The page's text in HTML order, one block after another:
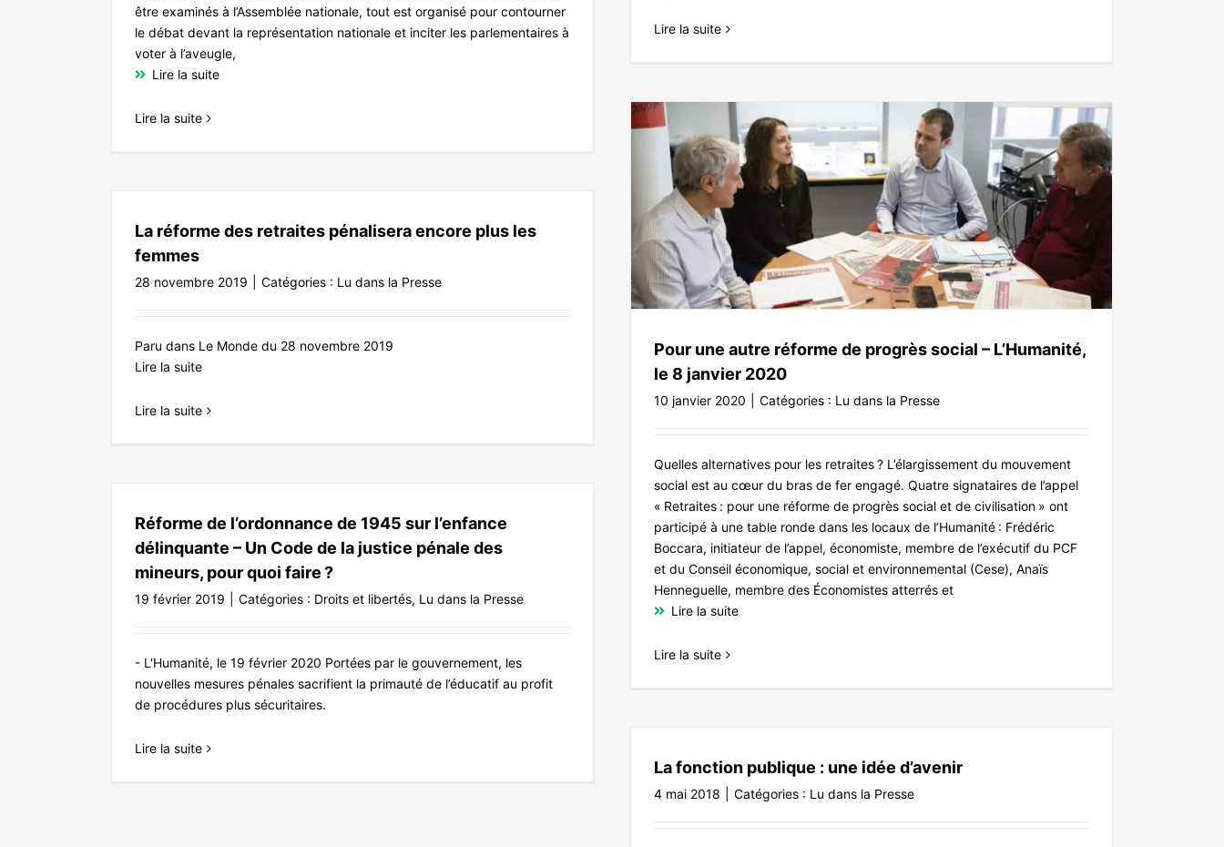
être examinés à l’Assemblée nationale, tout est organisé pour contourner
le débat devant la représentation nationale et inciter les parlementaires à
voter à l’aveugle,
Lire la suite
Lire la suite
Lire la suite
2020
Pour une autre réforme de progrès social – L’Humanité,
le 8 janvier 2020
10 janvier 2020 Catégories : Lu dans la Presse
Quelles alternatives pour les retraites ? L’élargissement du mouvement
social est au cœur du bras de fer engagé. Quatre signataires de l’appel
« Retraites : pour une réforme de progrès social et de civilisation » ont
participé à une table ronde dans les locaux de l’Humanité : Frédéric
Boccara, initiateur de l’appel, économiste, membre de l’exécutif du PCF
et du Conseil économique, social et environnemental (Cese), Anaïs
Henneguelle, membre des Économistes atterrés et
Lire la suite
Lire la suite
La réforme des retraites pénalisera encore plus les
femmes
28 novembre 2019 Catégories : Lu dans la Presse
Paru dans Le Monde du 28 novembre 2019
Lire la suite
Lire la suite
Réforme de l’ordonnance de 1945 sur l’enfance
délinquante – Un Code de la justice pénale des
mineurs, pour quoi faire ?
19 février 2019 Catégories : Droits et libertés, Lu dans la Presse
- L'Humanité, le 19 février 2020 Portées par le gouvernement, les
nouvelles mesures pénales sacrifient la primauté de l’éducatif au profit
de procédures plus sécuritaires.
Lire la suite
La fonction publique : une idée d’avenir
4 mai 2018 Catégories : Lu dans la Presse